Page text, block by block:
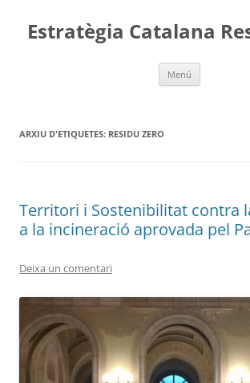
contingut
Estratègia Catalana
Menú
ARXIU D'ETIQUETES: RESIDU ZERO
Territori i Sostenibilitat contra
a la incineració aprovada pel
Deixa un comentari